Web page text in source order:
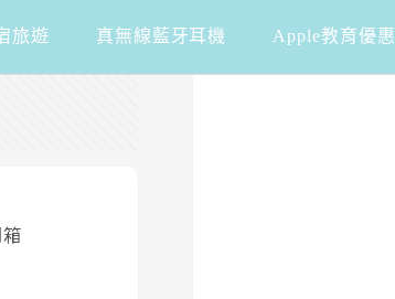
旅遊 真無線藍牙耳機 Apple教育優惠